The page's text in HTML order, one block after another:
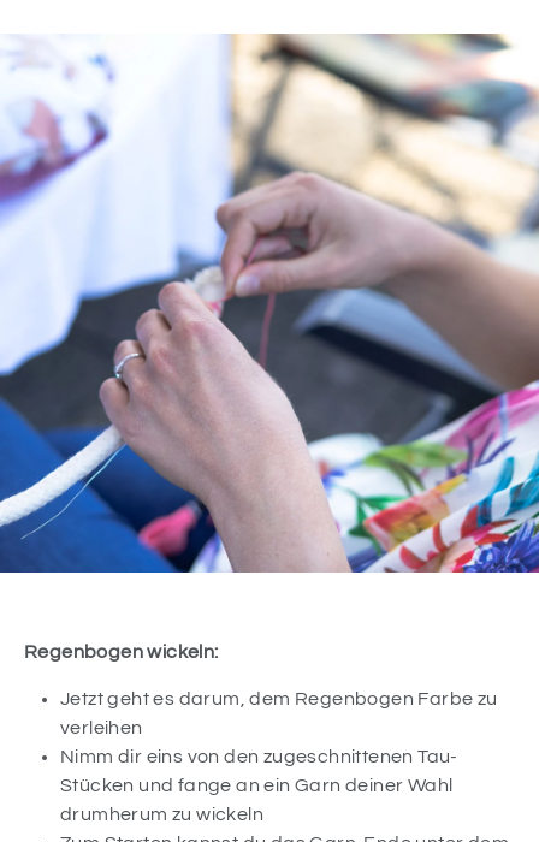
Regenbogen wickeln:
Jetzt geht es darum, dem Regenbogen Farbe zu
verleihen
Nimm dir eins von den zugeschnittenen Tau-
Stücken und fange an ein Garn deiner Wahl
drumherum zu wickeln